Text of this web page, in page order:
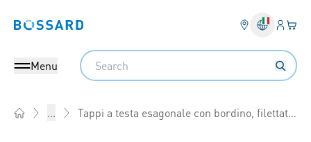
Bossard homepage Login
Il
Menu
Search
... Tappi a testa esagonale con bordino, filettatura metrica a passo fine